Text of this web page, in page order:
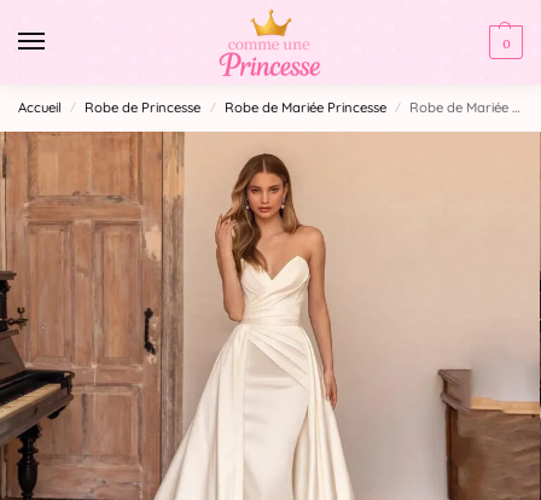
0
Accueil / Robe de Princesse / Robe de Mariée Princesse / Robe de Mariée Princesse Coktail